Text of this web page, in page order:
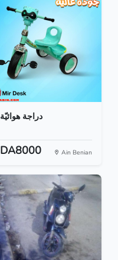
دراجة هوائيّة
DA8000 Ain Benian